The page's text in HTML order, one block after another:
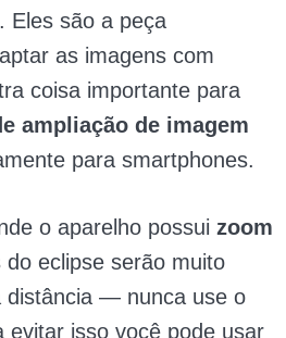
Eles são a peça
as imagens com
coisa importante para
ampliação de imagem
para smartphones.
o aparelho possui zoom
do eclipse serão muito
distância — nunca use o
evitar isso você pode usar